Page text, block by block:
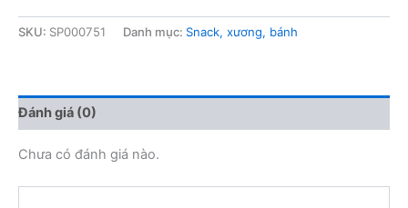
SKU: SP000751 Danh mục: Snack, xương, bánh
Đánh giá (0)
Chưa có đánh giá nào.